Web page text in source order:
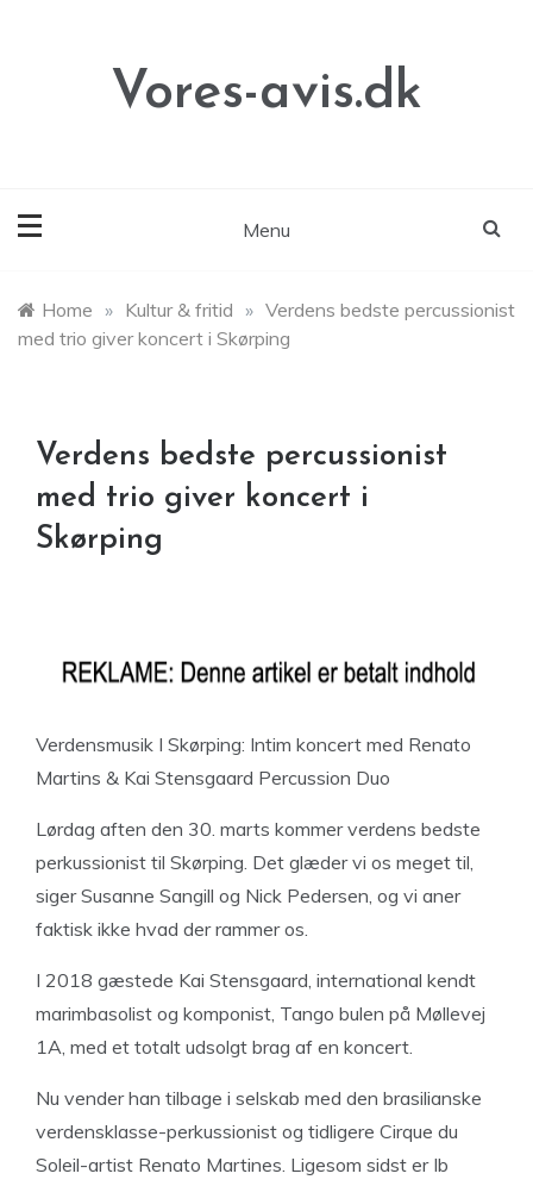
Vores-avis.dk
Menu
Home » Kultur & fritid » Verdens bedste percussionist
med trio giver koncert i Skørping
Verdens bedste percussionist
med trio giver koncert i
Skørping
Verdensmusik I Skørping: Intim koncert med Renato
Martins & Kai Stensgaard Percussion Duo
Lørdag aften den 30. marts kommer verdens bedste
perkussionist til Skørping. Det glæder vi os meget til,
siger Susanne Sangill og Nick Pedersen, og vi aner
faktisk ikke hvad der rammer os.
I 2018 gæstede Kai Stensgaard, international kendt
marimbasolist og komponist, Tango bulen på Møllevej
1A, med et totalt udsolgt brag af en koncert.
Nu vender han tilbage i selskab med den brasilianske
verdensklasse-perkussionist og tidligere Cirque du
Soleil-artist Renato Martines. Ligesom sidst er Ib